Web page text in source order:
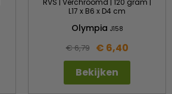
RVS | Verchroomd | 120 gram |
L17 x B6 x D4 cm
Olympia J158
€ 6,79
€ 6,40
Bekijken